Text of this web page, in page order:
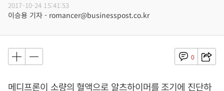
2017-10-24 15:41:53
이승용 기자 - romancer@businesspost.co.kr
0
메디프론이 소량의 혈액으로 알츠하이머를 조기에 진단하